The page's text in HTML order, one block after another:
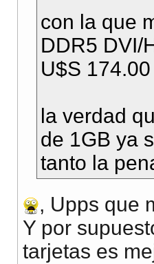
con la que
DDR5 DVI/
U$S
la verdad
de 1GB ya
tanto la
, Upps que
Y por
tarjetas es